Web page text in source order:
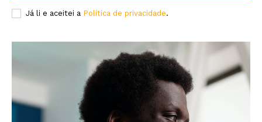
Já li e aceitei a Política de privacidade.